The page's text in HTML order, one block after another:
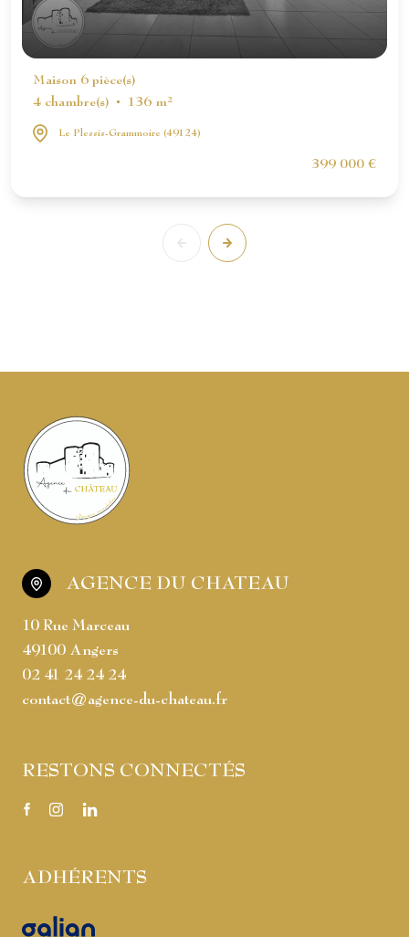
Maison 6 pièce(s)
4 chambre(s)
136 m²
Le Plessis-Grammoire (49124)
399 000 €
AGENCE DU CHATEAU
02 41 24 24 24
contact@agence-du-chateau.fr
10 Rue Marceau
49100 Angers
RESTONS CONNECTÉS
ADHÉRENTS